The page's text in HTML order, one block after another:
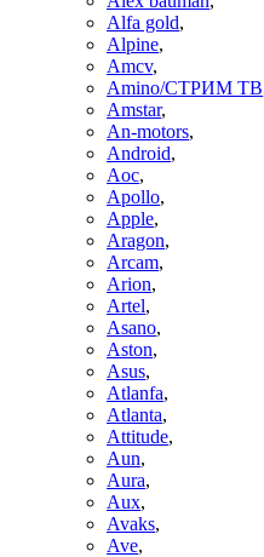
Alfa gold,
Alpine,
Amcv,
Amino/СТРИМ ТВ
Amstar,
An-motors,
Android,
Aoc,
Apollo,
Apple,
Aragon,
Arcam,
Arion,
Artel,
Asano,
Aston,
Asus,
Atlanfa,
Atlanta,
Attitude,
Aun,
Aura,
Aux,
Avaks,
Ave,